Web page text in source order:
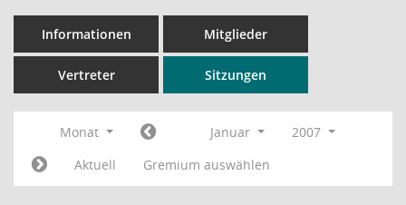
Informationen Mitglieder
Vertreter Sitzungen
Monat Januar
2007
Aktuell
Gremium auswählen